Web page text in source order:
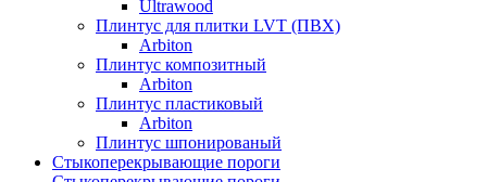
Ultrawood
Плинтус для плитки LVT (ПВХ)
Arbiton
Плинтус композитный
Arbiton
Плинтус пластиковый
Arbiton
Плинтус шпонированый
Стыкоперекрывающие пороги